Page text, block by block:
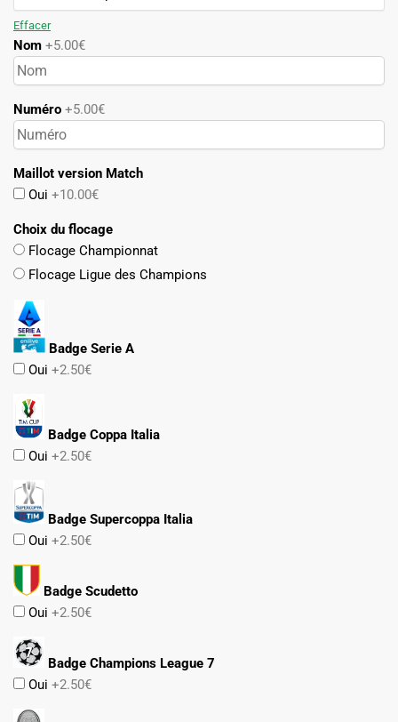
Effacer
Nom +5.00€
Numéro +5.00€
Maillot version Match
Oui +10.00€
Choix du flocage
Flocage Championnat
Flocage Ligue des Champions
Badge Serie A
Oui +2.50€
Badge Coppa Italia
Oui +2.50€
Badge Supercoppa Italia
Oui +2.50€
Badge Scudetto
Oui +2.50€
Badge Champions League 7
Oui +2.50€